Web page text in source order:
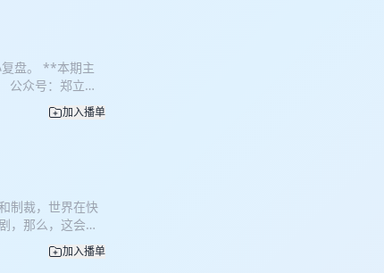
公司，或者投资
各种商业案
大家一些陪伴和
时代里乘风破
盘。 **本期主
公众号：郑立涛
以及和IP相关的
明显好起来了，
00:35:23 盲盒
比较适合搪胶毛
00:53:08 每个
与商业地产合
蜜雪冰城是
司 01:13:22 怎么
Wakuku和量子
加入播单
制裁，世界在快
，那么，这会给
照他的预期加上
出身，后续转看
加入播单